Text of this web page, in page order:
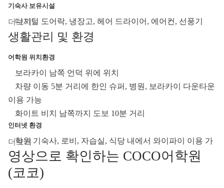
기숙사 보유시설
디지털 도어락, 냉장고, 헤어 드라이어, 에어컨, 선풍기
외부 기숙사
청소 및 세탁
청소: 주 2회
세탁: 주 2회
침대커버 교체: 주 1회 교체
특이사항
무
생활관리 및 환경
어학원 위치환경
보라카이 남쪽 언덕 위에 위치
차량 이동 5분 거리에 한인 슈퍼, 병원, 보라카이 다운타운
이용 가능
화이트 비치 남쪽까지 도보 10분 거리
인터넷 환경
학원 기숙사, 로비, 자습실, 식당 내에서 와이파이 이용 가
능
식사
평일 3식, 주말/공휴일 1식
영상으로 확인하는 COCO어학원
(코코)